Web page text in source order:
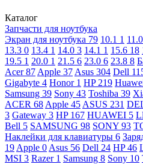
Каталог
Запчасти для ноутбука
Экран для ноутбука 79 10.1 1 11.0
13.3 0 13.4 1 14.0 3 14.1 1 15.6 18
19.5 1 20.0 1 21.5 6 23.0 6 23.8 8
Acer87 Apple 37 Asus 304 Dell
Gigabyte 4 Honor 1 HP 219
Samsung 39 Sony 43 Toshiba 39
ACER 68 Apple 45 ASUS 231
3 Gateway 3 HP 167 HUAWEI 5
Bell 5 SAMSUNG 98 SONY 93
Наклейки для клавиатуры 6
19 Apple 0 Asus 56 Dell 24 HP46
MSI 3 Razer 1 Samsung 8 Sony 10